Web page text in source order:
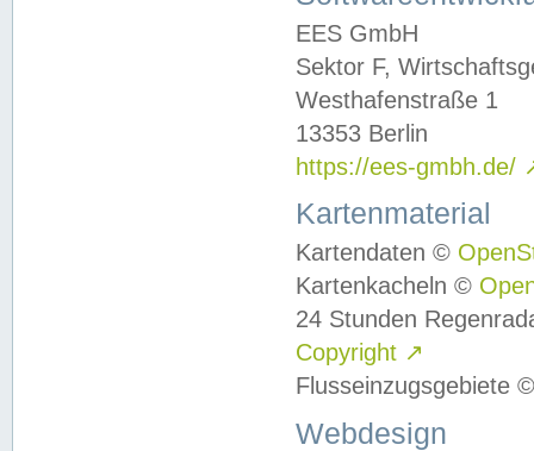
EES GmbH
Sektor F,
Westhafenstraße 1
13353 Berlin
https://ees-gmbh.de/
Kartenmaterial
Kartendaten ©
Kartenkacheln ©
24 Stunden
Copyright ↗
Flusseinzugsgebiete
Webdesign